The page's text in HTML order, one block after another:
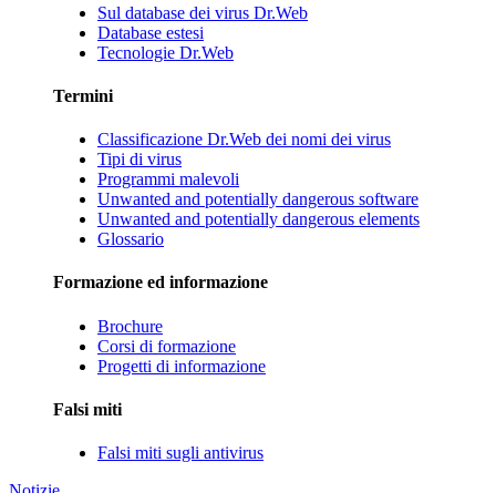
Sul database dei virus Dr.Web
Database estesi
Tecnologie Dr.Web
Termini
Classificazione Dr.Web dei nomi dei virus
Tipi di virus
Programmi malevoli
Unwanted and potentially dangerous software
Unwanted and potentially dangerous elements
Glossario
Formazione ed informazione
Brochure
Corsi di formazione
Progetti di informazione
Falsi miti
Falsi miti sugli antivirus